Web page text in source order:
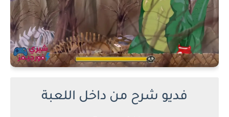
فديو شرح من داخل اللعبة